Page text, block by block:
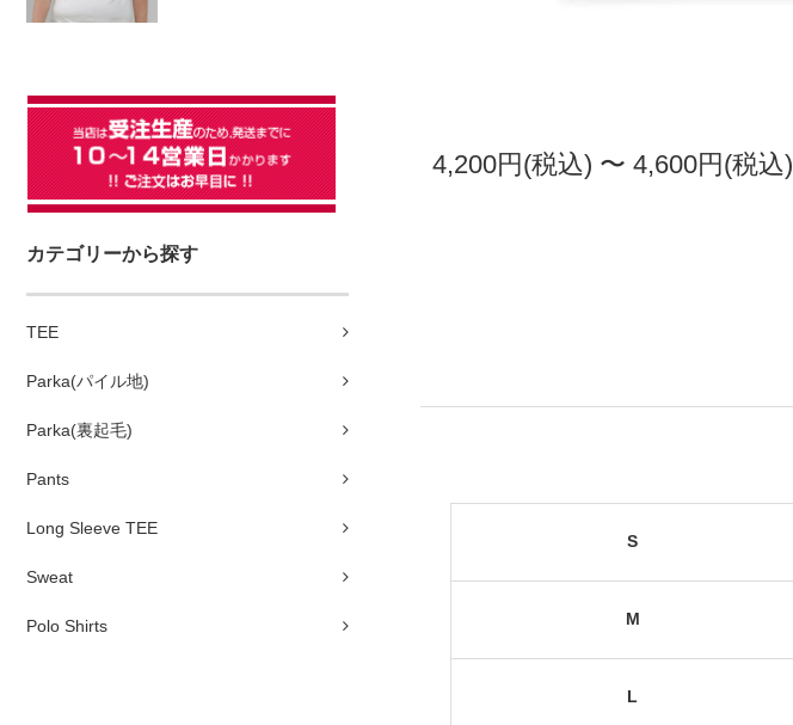
カテゴリーから探す
TEE
Parka(パイル地)
Parka(裏起毛)
Pants
Long Sleeve TEE
Sweat
Polo Shirts
4,200円(税込) 〜 4,600円(税込)
S
M
L